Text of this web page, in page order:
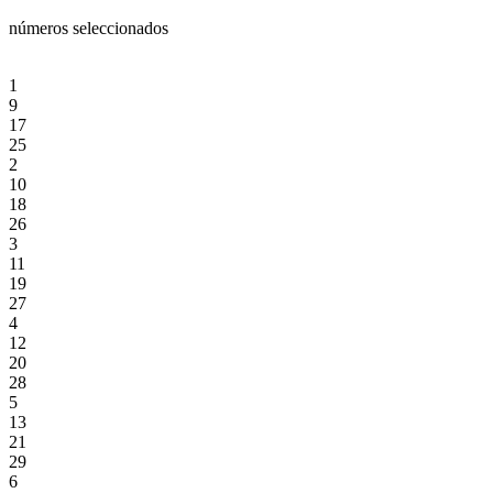
números seleccionados
1
9
17
25
2
10
18
26
3
11
19
27
4
12
20
28
5
13
21
29
6